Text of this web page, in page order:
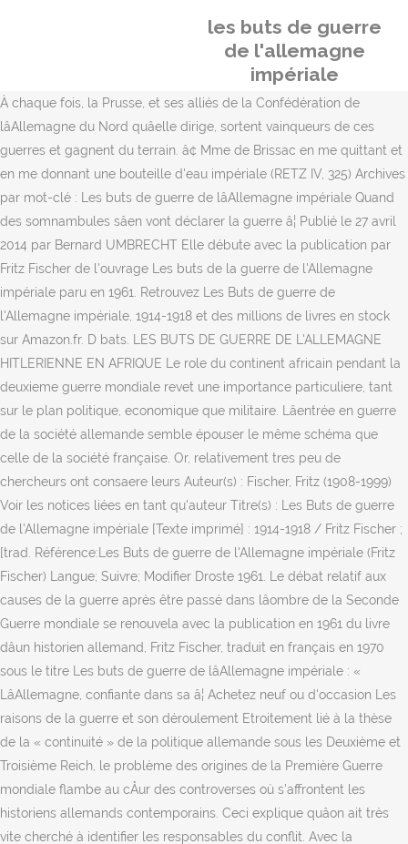
les buts de guerre
de l'allemagne
impériale
À chaque fois, la Prusse, et ses alliés de la Confédération de
lâAllemagne du Nord quâelle dirige, sortent vainqueurs de ces
guerres et gagnent du terrain. â¢ Mme de Brissac en me quittant et
en me donnant une bouteille d'eau impériale (RETZ IV, 325) Archives
par mot-clé : Les buts de guerre de lâAllemagne impériale Quand
des somnambules sâen vont déclarer la guerre â¦ Publié le 27 avril
2014 par Bernard UMBRECHT Elle débute avec la publication par
Fritz Fischer de l'ouvrage Les buts de la guerre de l'Allemagne
impériale paru en 1961. Retrouvez Les Buts de guerre de
l'Allemagne impériale, 1914-1918 et des millions de livres en stock
sur Amazon.fr. D bats. LES BUTS DE GUERRE DE L'ALLEMAGNE
HITLERIENNE EN AFRIQUE Le role du continent africain pendant la
deuxieme guerre mondiale revet une importance particuliere, tant
sur le plan politique, economique que militaire. Lâentrée en guerre
de la société allemande semble épouser le même schéma que
celle de la société française. Or, relativement tres peu de
chercheurs ont consaere leurs Auteur(s) : Fischer, Fritz (1908-1999)
Voir les notices liées en tant qu'auteur Titre(s) : Les Buts de guerre
de l'Allemagne impériale [Texte imprimé] : 1914-1918 / Fritz Fischer ;
[trad. Référence:Les Buts de guerre de l'Allemagne impériale (Fritz
Fischer) Langue; Suivre; Modifier Droste 1961. Le débat relatif aux
causes de la guerre après être passé dans lâombre de la Seconde
Guerre mondiale se renouvela avec la publication en 1961 du livre
dâun historien allemand, Fritz Fischer, traduit en français en 1970
sous le titre Les buts de guerre de lâAllemagne impériale : «
LâAllemagne, confiante dans sa â¦ Achetez neuf ou d'occasion Les
raisons de la guerre et son déroulement Etroitement lié à la thèse
de la « continuité » de la politique allemande sous les Deuxième et
Troisième Reich, le problème des origines de la Première Guerre
mondiale flambe au cÅur des controverses où s'affrontent les
historiens allemands contemporains. Ceci explique quâon ait très
vite cherché à identifier les responsables du conflit. Avec la